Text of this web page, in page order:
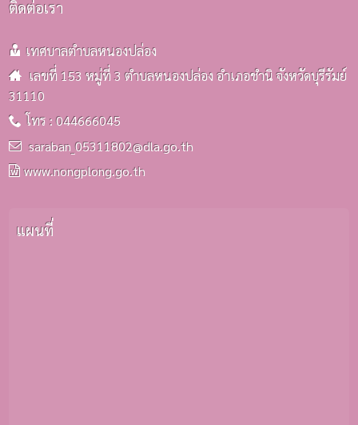
ติดต่อเรา
เทศบาลตำบลหนองปล่อง
เลขที่ 153 หมู่ที่ 3 ตำบลหนองปล่อง อำเภอชำนิ จังหวัดบุรีรัมย์
31110
โทร : 044666045
saraban_05311802@dla.go.th
www.nongplong.go.th
แผนที่